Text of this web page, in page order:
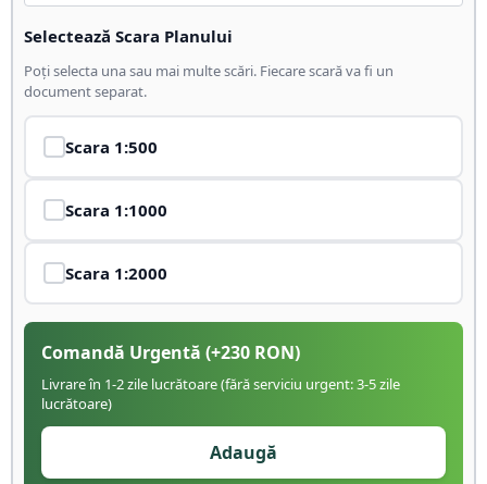
Selectează Scara Planului
Poți selecta una sau mai multe scări. Fiecare scară va fi un
document separat.
Scara 1:500
Scara 1:1000
Scara 1:2000
Comandă Urgentă (+230 RON)
Livrare în 1-2 zile lucrătoare (fără serviciu urgent: 3-5 zile
lucrătoare)
Adaugă